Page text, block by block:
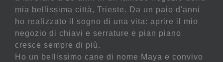
mia bellissima città, Trieste. Da un paio d'anni
ho realizzato il sogno di una vita: aprire il mio
negozio di chiavi e serrature e pian piano
cresce sempre di più.
Ho un bellissimo cane di nome Maya e convivo